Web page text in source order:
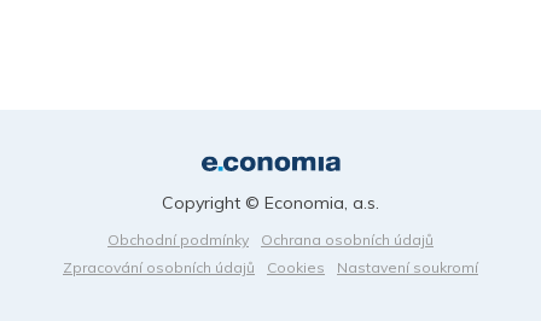
Obchodní podmínky
Ochrana osobních údajů
Zpracování osobních údajů
Cookies Nastavení soukromí
Copyright © Economia, a.s.